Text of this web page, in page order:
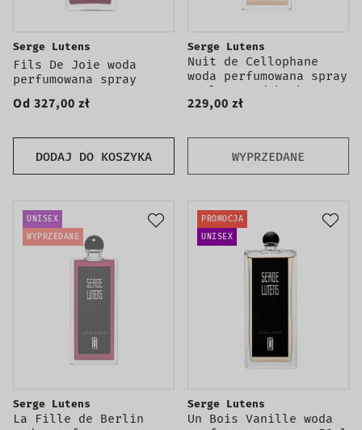
DODAJ DO KOSZYKA
Serge Lutens
Fils De Joie woda
perfumowana spray
Od 327,00 zł
WYPRZEDANE
Serge Lutens
Nuit de Cellophane
woda perfumowana spray
50ml - produkt bez
opakowania
229,00 zł
UNISEX
WYPRZEDANE
Serge Lutens
La Fille de Berlin
PROMOCJA
UNISEX
Serge Lutens
Un Bois Vanille woda